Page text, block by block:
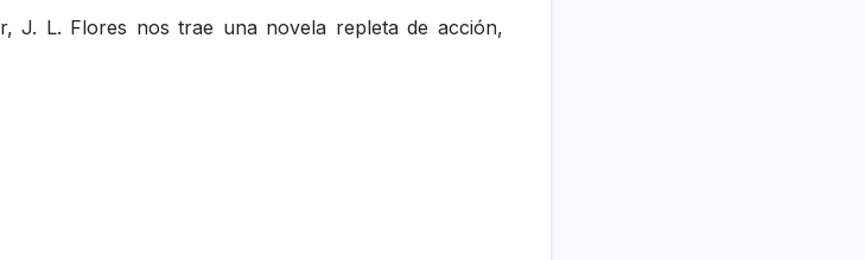
J. L. Flores nos trae una novela repleta de acción,